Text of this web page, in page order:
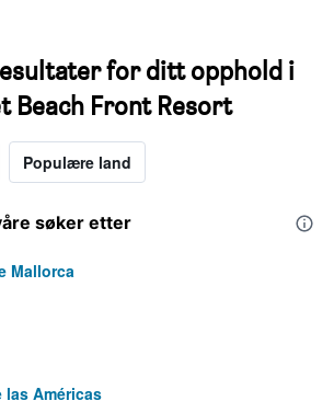
for ditt opphold i
Beach Front Resort
Populære land
søker etter
Mallorca
las Américas